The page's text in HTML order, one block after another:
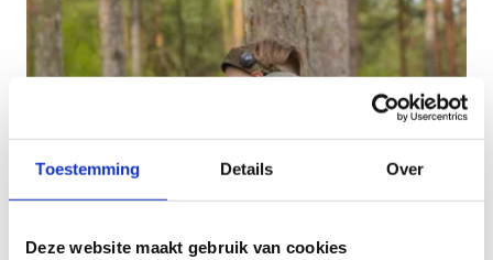
Toestemming Details Over
Deze website maakt gebruik van cookies